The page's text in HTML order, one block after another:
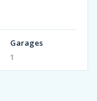
Garages
1